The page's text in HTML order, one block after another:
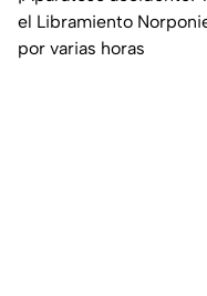
el Libramiento
por varias horas